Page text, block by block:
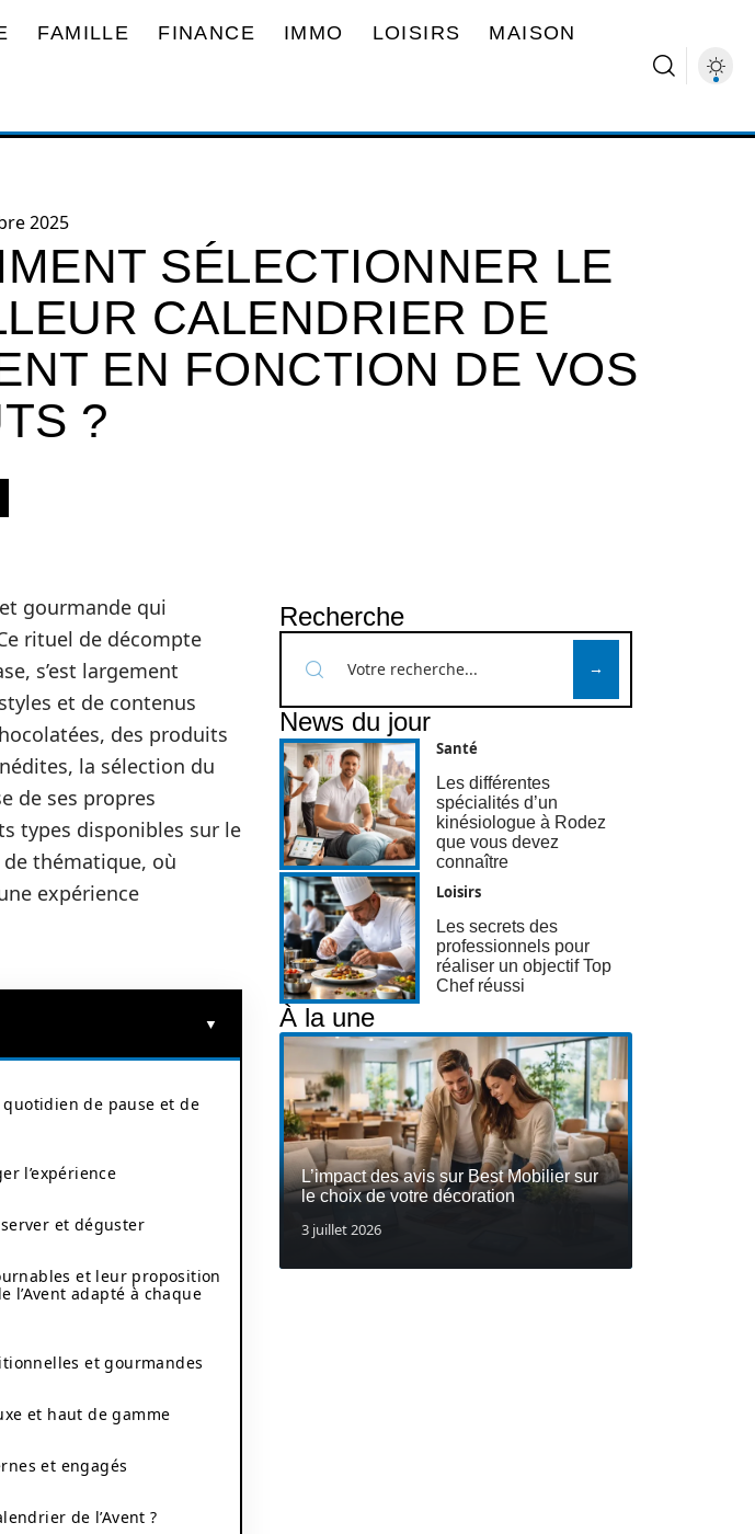
FAMILLE FINANCE IMMO LOISIRS MAISON
2025
SÉLECTIONNER LE
CALENDRIER DE
EN FONCTION DE VOS
?
gourmande qui
rituel de décompte
s’est largement
et de contenus
des produits
la sélection du
de ses propres
types disponibles sur le
thématique, où
expérience
de pause et de
l’expérience
et déguster
et leur proposition
l’Avent adapté à chaque
et gourmandes
et haut de gamme
et engagés
de l’Avent ?
Recherche
News du jour
Santé
Les différentes
spécialités d’un
kinésiologue à Rodez
que vous devez
connaître
Loisirs
Les secrets des
professionnels pour
réaliser un objectif Top
Chef réussi
À la une
L’impact des avis sur Best Mobilier sur
le choix de votre décoration
3 juillet 2026